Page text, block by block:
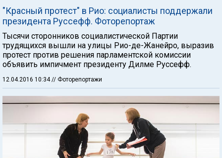
"Красный протест" в Рио: социалисты поддержали
президента Руссефф. Фоторепортаж
Тысячи сторонников социалистической Партии
трудящихся вышли на улицы Рио-де-Жанейро, выразив
протест против решения парламентской комиссии
объявить импичмент президенту Дилме Руссефф.
12.04.2016 10:34// Фоторепортажи